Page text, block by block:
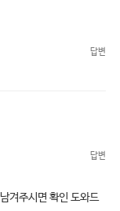
답변
답변
겨주시면 확인 도와드